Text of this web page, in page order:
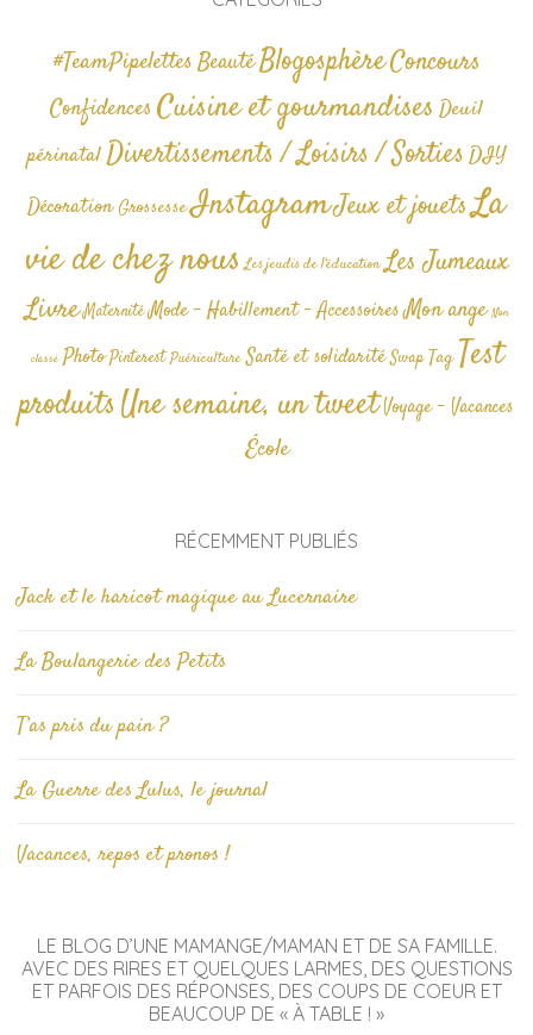
#TeamPipelettesBeautéBlogosphèreConcours
Confidences Cuisine et gourmandises Deuil
périnatalDivertissements / Loisirs / SortiesDIY
Décoration GrossesseInstagramJeux et jouetsLa
vie de chez nous Les jeudis de l'éducation Les Jumeaux
Livre Maternité Mode - Habillement - AccessoiresMon ange Non
classé Photo Pinterest Puériculture Santé et solidarité Swap TagTest
produitsUne semaine, un tweetVoyage - Vacances
École
RÉCEMMENT PUBLIÉS
Jack et le haricot magique au Lucernaire
La Boulangerie des Petits
T’as pris du pain ?
La Guerre des Lulus, le journal
Vacances, repos et pronos !
LE BLOG D’UNE MAMANGE/MAMAN ET DE SA FAMILLE.
AVEC DES RIRES ET QUELQUES LARMES, DES QUESTIONS
ET PARFOIS DES RÉPONSES, DES COUPS DE COEUR ET
BEAUCOUP DE « À TABLE ! »